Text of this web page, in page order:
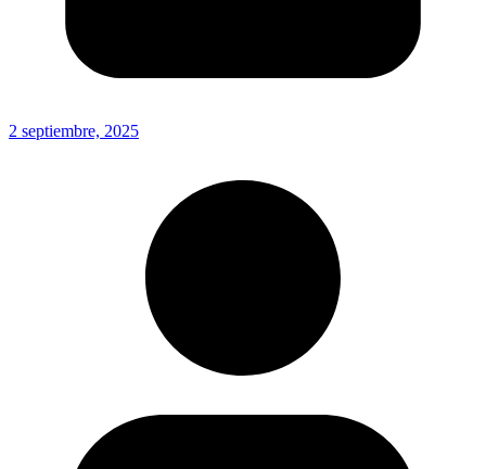
2 septiembre, 2025